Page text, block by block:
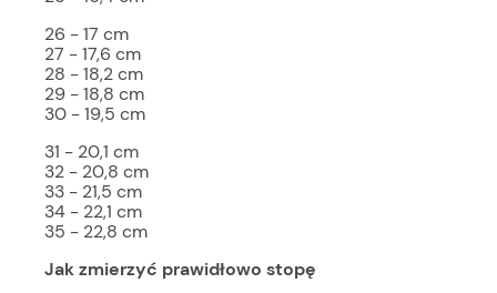
26 - 17 cm
27 - 17,6 cm
28 - 18,2 cm
29 - 18,8 cm
30 - 19,5 cm
31 - 20,1 cm
32 - 20,8 cm
33 - 21,5 cm
34 - 22,1 cm
35 - 22,8 cm
Jak zmierzyć prawidłowo stopę